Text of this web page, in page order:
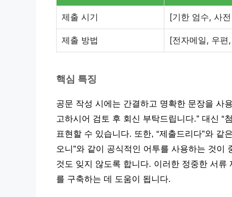
제출 시기 [기한 엄수, 사
제출 방법 [전자메일, 우편
핵심 특징
공문 작성 시에는 간결하고 명확한 문장을 사
고하시어 검토 후 회신 부탁드립니다.” 대신 “
표현할 수 있습니다. 또한, “제출드리다”와 같
오니”와 같이 공식적인 어투를 사용하는 것이
것도 잊지 않도록 합니다. 이러한 정중한 서류
를 구축하는 데 도움이 됩니다.